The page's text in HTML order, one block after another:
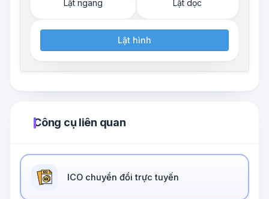
Lật ngang Lật dọc
Lật hình
Công cụ liên quan
ICO chuyển đổi trực tuyến